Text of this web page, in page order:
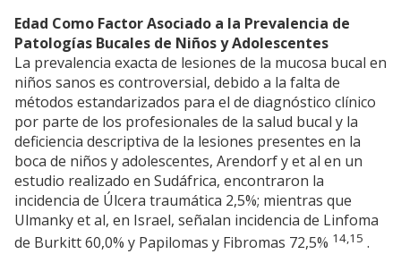
Edad Como Factor Asociado a la Prevalencia de
Patologías Bucales de Niños y Adolescentes
La prevalencia exacta de lesiones de la mucosa bucal en
niños sanos es controversial, debido a la falta de
métodos estandarizados para el de diagnóstico clínico
por parte de los profesionales de la salud bucal y la
deficiencia descriptiva de la lesiones presentes en la
boca de niños y adolescentes, Arendorf y et al en un
estudio realizado en Sudáfrica, encontraron la
incidencia de Úlcera traumática 2,5%; mientras que
Ulmanky et al, en Israel, señalan incidencia de Linfoma
de Burkitt 60,0% y Papilomas y Fibromas 72,5% 14,15 .